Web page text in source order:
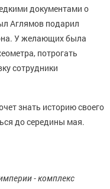
документами о
Аглямов подарил
У желающих была
потрогать
сотрудники
знать историю своего
до середины мая.
- комплекс